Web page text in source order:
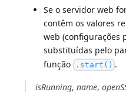
Se o servidor web
contêm os valores
web (configurações
substituídas pelo
função .start() .
isRunning,name,